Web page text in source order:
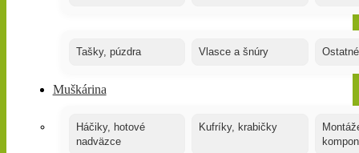
Tašky, púzdra Vlasce a šnúry Ostatné
Muškárina
Háčiky, hotové
nadväzce
Kufríky, krabičky